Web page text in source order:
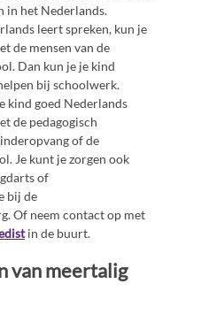
in het Nederlands.
leert spreken, kun je
de mensen van de
Dan kun je je kind
bij schoolwerk.
kind goed Nederlands
de pedagogisch
of de
Je kunt je zorgen ook
of
bij de
Of neem contact op met
in de buurt.
van meertalig